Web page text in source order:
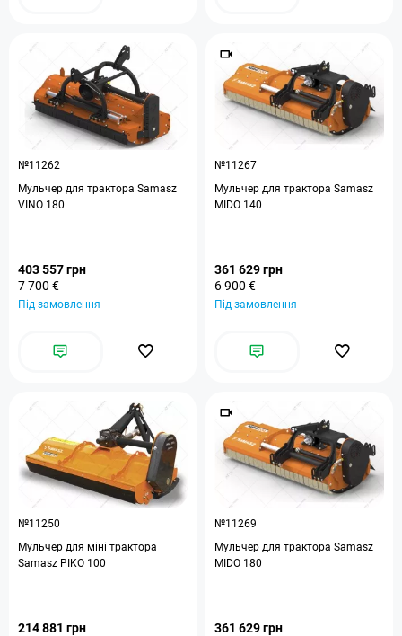
№11262
Мульчер для трактора Samasz
VINO 180
403 557 грн
7 700 €
Під замовлення
№11267
Мульчер для трактора Samasz
MIDO 140
361 629 грн
6 900 €
Під замовлення
№11250
Мульчер для міні трактора
Samasz PIKO 100
214 881 грн
№11269
Мульчер для трактора Samasz
MIDO 180
361 629 грн